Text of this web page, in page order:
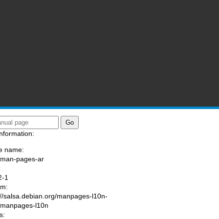
name:
pages-ar
1
salsa.debian.org/manpages-l10n-
l10n